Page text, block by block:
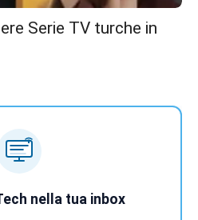
Serie TV turche in
nella tua inbox